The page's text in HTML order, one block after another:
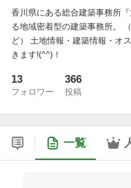
香川県にある総合建築事務所
る地域密着型の建築事務所。
ど） 土地情報・建築情報・オ
きます!(^^)！
13
フォロワー
366
投稿
一覧